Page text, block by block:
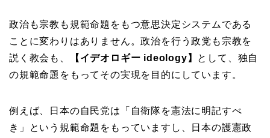
政治も宗教も規範命題をもつ意思決定システムである
ことに変わりはありません。政治を行う政党も宗教を
説く教会も、
【イデオロギー ideology】 として、独自
の規範命題をもってその実現を目的にしています。
例えば、日本の自民党は「自衛隊を憲法に明記すべ
き」という規範命題をもっていますし、日本の護憲政